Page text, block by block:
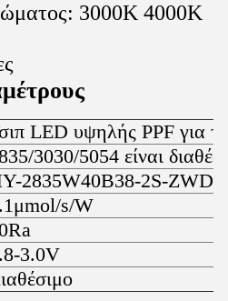
3000K 4000K
LED υψηλής PPF για
3030/5054 είναι
2835W40B38-2S-ZWD
s/W
3.0V